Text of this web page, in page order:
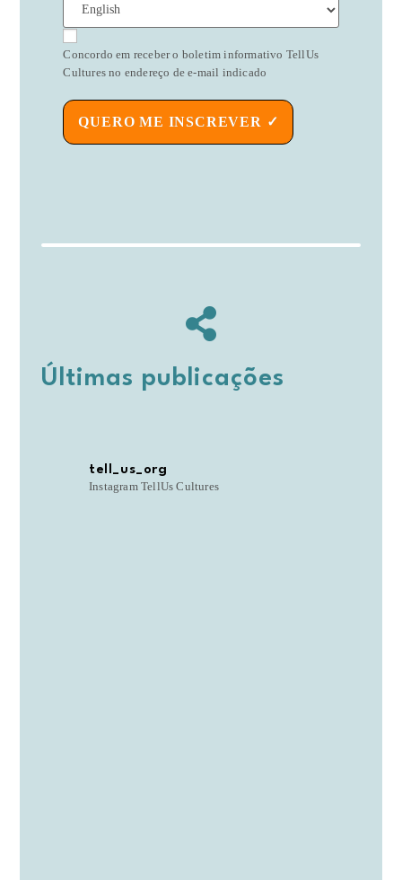
Concordo em receber o boletim informativo TellUs
Cultures no endereço de e-mail indicado
QUERO ME INSCREVER ✓
Últimas publicações
tell_us_org
Instagram TellUs Cultures